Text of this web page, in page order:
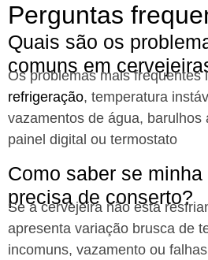
Perguntas
Quais são os
comuns em
Os problemas mais frequentes
refrigeração, temperatura
vazamentos de água, barulhos
painel digital ou termostato
Como saber se
precisa de conserto?​
Se a cervejeira não está
apresenta variação brusca de
incomuns, vazamento ou